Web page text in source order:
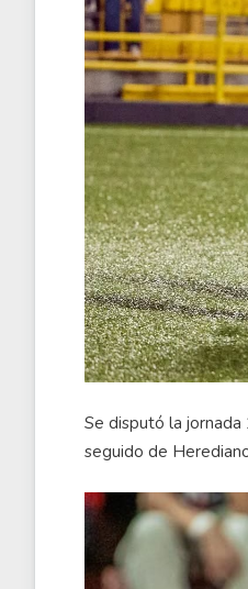
Se disputó la
seguido de